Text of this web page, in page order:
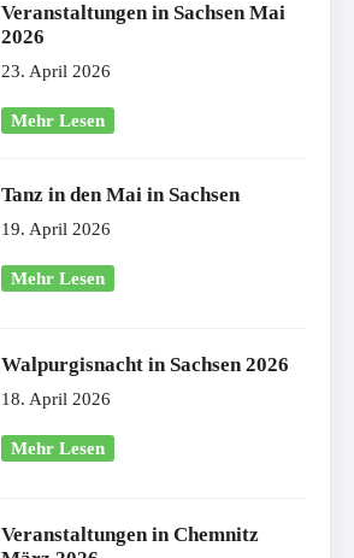
Veranstaltungen in Sachsen Mai
2026
23. April 2026
Mehr Lesen
Tanz in den Mai in Sachsen
19. April 2026
Mehr Lesen
Walpurgisnacht in Sachsen 2026
18. April 2026
Mehr Lesen
Veranstaltungen in Chemnitz